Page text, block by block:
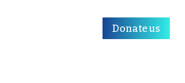
Donate us